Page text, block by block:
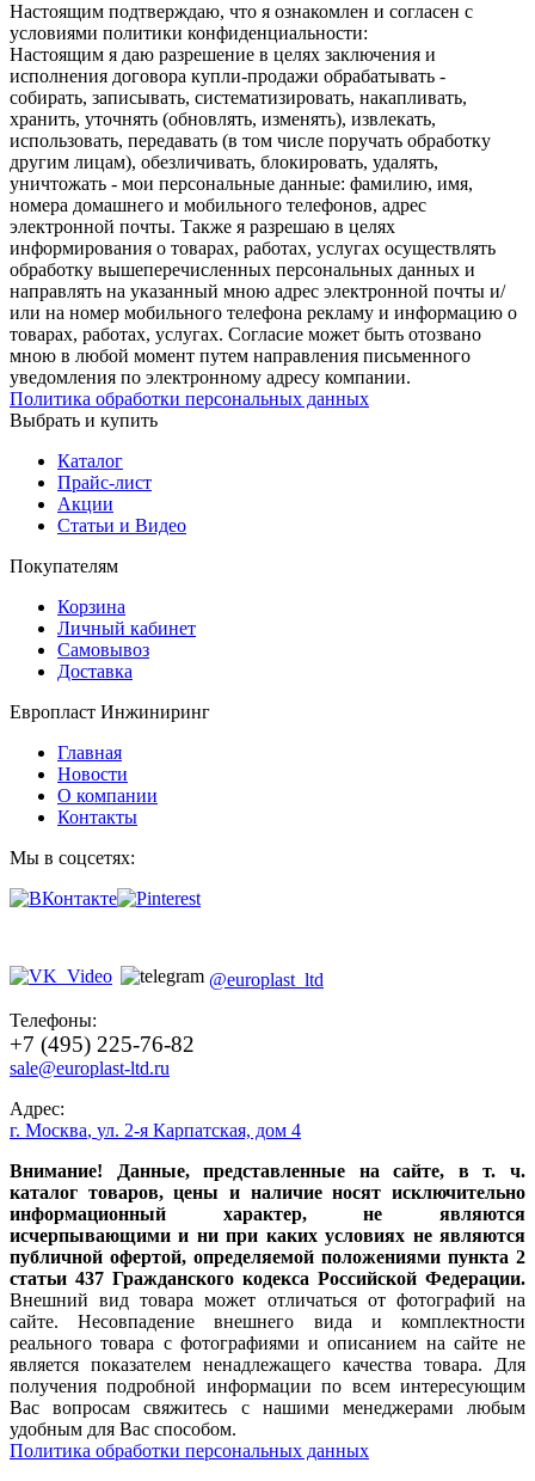
Настоящим подтверждаю, что я ознакомлен и согласен с
условиями политики конфиденциальности:
Настоящим я даю разрешение в целях заключения и
исполнения договора купли-продажи обрабатывать -
собирать, записывать, систематизировать, накапливать,
хранить, уточнять (обновлять, изменять), извлекать,
использовать, передавать (в том числе поручать обработку
другим лицам), обезличивать, блокировать, удалять,
уничтожать - мои персональные данные: фамилию, имя,
номера домашнего и мобильного телефонов, адрес
электронной почты. Также я разрешаю в целях
информирования о товарах, работах, услугах осуществлять
обработку вышеперечисленных персональных данных и
направлять на указанный мною адрес электронной почты и/
или на номер мобильного телефона рекламу и информацию о
товарах, работах, услугах. Согласие может быть отозвано
мною в любой момент путем направления письменного
уведомления по электронному адресу компании.
Политика обработки персональных данных
Выбрать и купить
Каталог
Прайс-лист
Акции
Статьи и Видео
Покупателям
Корзина
Личный кабинет
Самовывоз
Доставка
Европласт Инжиниринг
Главная
Новости
О компании
Контакты
Мы в соцсетях:
@europlast_ltd
Телефоны:
+7 (495) 225-76-82
sale@europlast-ltd.ru
Адрес:
г. Москва, ул. 2-я Карпатская, дом 4
Внимание! Данные, представленные на сайте, в т. ч.
каталог товаров, цены и наличие носят исключительно
информационный характер, не являются
исчерпывающими и ни при каких условиях не являются
публичной офертой, определяемой положениями пункта 2
статьи 437 Гражданского кодекса Российской Федерации.
Внешний вид товара может отличаться от фотографий на
сайте. Несовпадение внешнего вида и комплектности
реального товара с фотографиями и описанием на сайте не
является показателем ненадлежащего качества товара. Для
получения подробной информации по всем интересующим
Вас вопросам свяжитесь с нашими менеджерами любым
удобным для Вас способом.
Политика обработки персональных данных